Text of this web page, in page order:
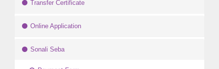
Transfer Certificate
Online Application
Sonali Seba